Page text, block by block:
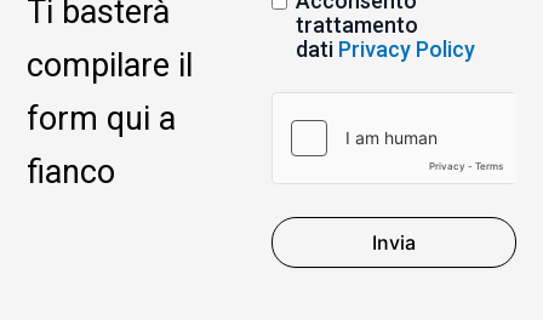
Ti basterà
compilare il
form qui a
fianco
trattamento
dati Privacy Policy
Invia